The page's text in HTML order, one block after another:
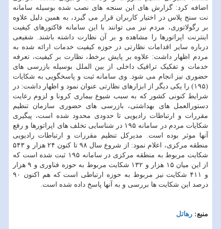
اضافه کرد: گزارش های این سنجه های نصب شده بوسیله سامانه
نت‎ سنج ‎پلاس در اختیار کاربران قرار می گیرد، به همین دلیل علاوه
بر رگولاتوری، مردم نیز می توانند با این سامانه فاکتورهای کیفیت
اینترنت اپراتورها را مشاهده و بر آن نظارت داشته باشند. شفیعی
درباره سایر اقدامات نظارتی در حوزه کیفیت خدمات ارائه شده به
مردم اظهار داشت: علاوه بر پایش برخط، نظارت بر کیفیت، تعرفه
خدمات و تفکیک ترافیک داخلی از بین الملل بوسیله بازرسی ‎های
حضوری نیز انجام می شود. وی سامانه ثبت و پاسخگویی به شکایات
(۱۹۵) را یکی دیگر از ابزارهای نظارتی عنوان نمود و اظهار داشت: در
شرایط کنونی کشور که به سبب شیوع بیماری کرونا و لزوم رعایت
دستورالعمل های بهداشتی، بازرسی های حضوری سازمان تنظیم
مقررات و ارتباطات رادیویی تا حدودی محدود شده است، پیگیری
شکایات مردم در سامانه ۱۹۵ در شناسایی تخلف های اپراتورها و رفع
آنها موثر بوده است. مدیرکل تنظیم مقررات و ارتباطات رادیویی
منطقه مرکزی، اعلام نمود: از شروع سال ۹۸ تا کنون ۲۴ هزار و ۵۴۳
شکایت مربوط به منطقه مرکزی در سامانه ۱۹۵ ثبت شده است که
از این میان ۱۵ هزار و ۱۳۲ شکایت مربوط به حوزه فناوری و ۹ هزار
و ۴۱۱ شکایت نیز مربوط به حوزه ارتباطی است که هم اکنون ۹۰
درصد این شکایت ها بررسی و به آنها پاسخ داده شده است.
منبع: رهاتل